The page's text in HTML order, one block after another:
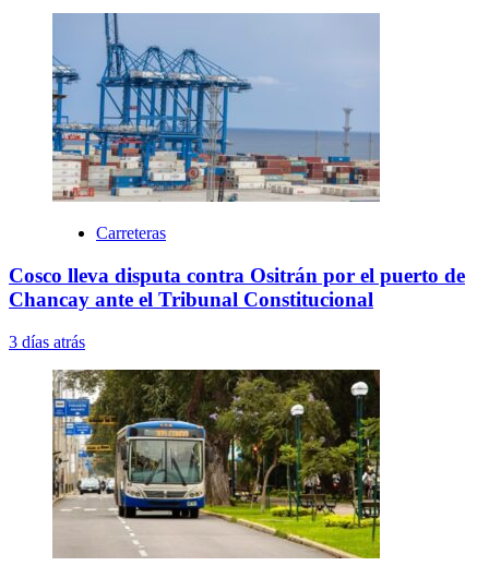
Carreteras
Cosco lleva disputa contra Ositrán por el puerto de
Chancay ante el Tribunal Constitucional
3 días atrás